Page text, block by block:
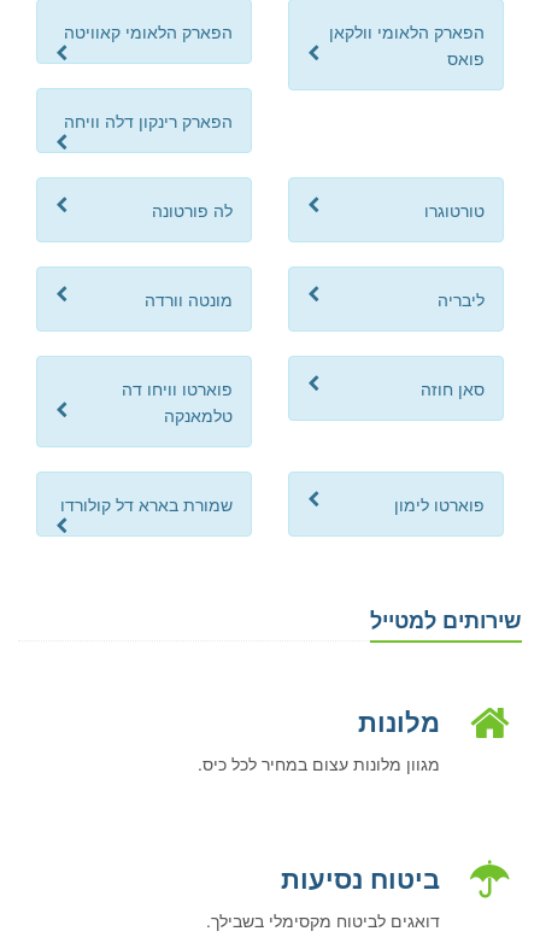
הפארק הלאומי וולקאן
פואס
הפארק הלאומי קאוויטה
הפארק רינקון דלה וויחה
טורטוגרו לה פורטונה
ליבריה מונטה וורדה
סאן חוזה
פוארטו וויחו דה
טלמאנקה
פוארטו לימון שמורת בארא דל קולורדו
שירותים למטייל
מלונות
מגוון מלונות עצום במחיר לכל כיס.
ביטוח נסיעות
דואגים לביטוח מקסימלי בשבילך.